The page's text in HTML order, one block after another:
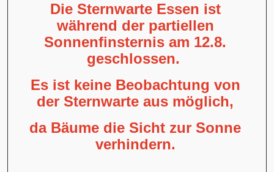
Die Sternwarte Essen ist
während der partiellen
Sonnenfinsternis am 12.8.
geschlossen.
Es ist keine Beobachtung von
der Sternwarte aus möglich,
da Bäume die Sicht zur Sonne
verhindern.